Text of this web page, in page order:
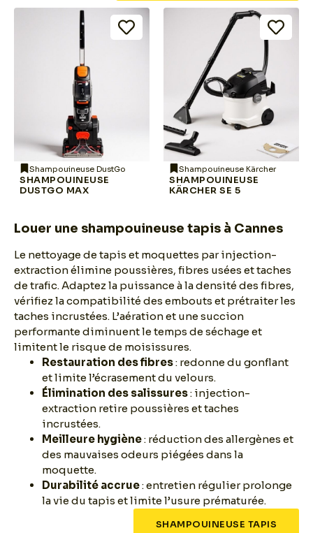
Shampouineuse DustGo
SHAMPOUINEUSE
DUSTGO MAX
Shampouineuse Kärcher
SHAMPOUINEUSE
KÄRCHER SE 5
Louer une shampouineuse tapis à Cannes
Le nettoyage de tapis et moquettes par injection-
extraction élimine poussières, fibres usées et taches
de trafic. Adaptez la puissance à la densité des fibres,
vérifiez la compatibilité des embouts et prétraiter les
taches incrustées. L’aération et une succion
performante diminuent le temps de séchage et
limitent le risque de moisissures.
Restauration des fibres: redonne du gonflant
et limite l’écrasement du velours.
Élimination des salissures: injection-
extraction retire poussières et taches
incrustées.
Meilleure hygiène: réduction des allergènes et
des mauvaises odeurs piégées dans la
moquette.
Durabilité accrue: entretien régulier prolonge
la vie du tapis et limite l’usure prématurée.
SHAMPOUINEUSE TAPIS